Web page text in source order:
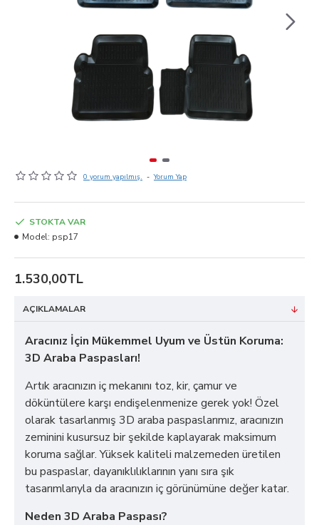
0 yorum yapılmış. - Yorum Yap
1.530,00TL
STOKTA VAR
Model: psp17
AÇIKLAMALAR
Aracınız İçin Mükemmel Uyum ve Üstün Koruma:
3D Araba Paspasları!
Artık aracınızın iç mekanını toz, kir, çamur ve
döküntülere karşı endişelenmenize gerek yok! Özel
olarak tasarlanmış 3D araba paspaslarımız, aracınızın
zeminini kusursuz bir şekilde kaplayarak maksimum
koruma sağlar. Yüksek kaliteli malzemeden üretilen
bu paspaslar, dayanıklılıklarının yanı sıra şık
tasarımlarıyla da aracınızın iç görünümüne değer katar.
Neden 3D Araba Paspası?